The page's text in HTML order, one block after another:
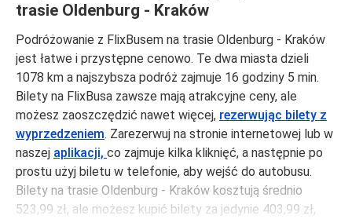
trasie Oldenburg - Kraków
Podróżowanie z FlixBusem na trasie Oldenburg - Kraków
jest łatwe i przystępne cenowo. Te dwa miasta dzieli
1078 km a najszybsza podróż zajmuje 16 godziny 5 min.
Bilety na FlixBusa zawsze mają atrakcyjne ceny, ale
możesz zaoszczędzić nawet więcej, rezerwując bilety z
wyprzedzeniem. Zarezerwuj na stronie internetowej lub w
naszej aplikacji, co zajmuje kilka kliknięć, a następnie po
prostu użyj biletu w telefonie, aby wejść do autobusu.
Bilety na trasie Oldenburg - Kraków kosztują średnio
523,99 zł, ale możesz kupić bilety za jedynie 403,99 zł,